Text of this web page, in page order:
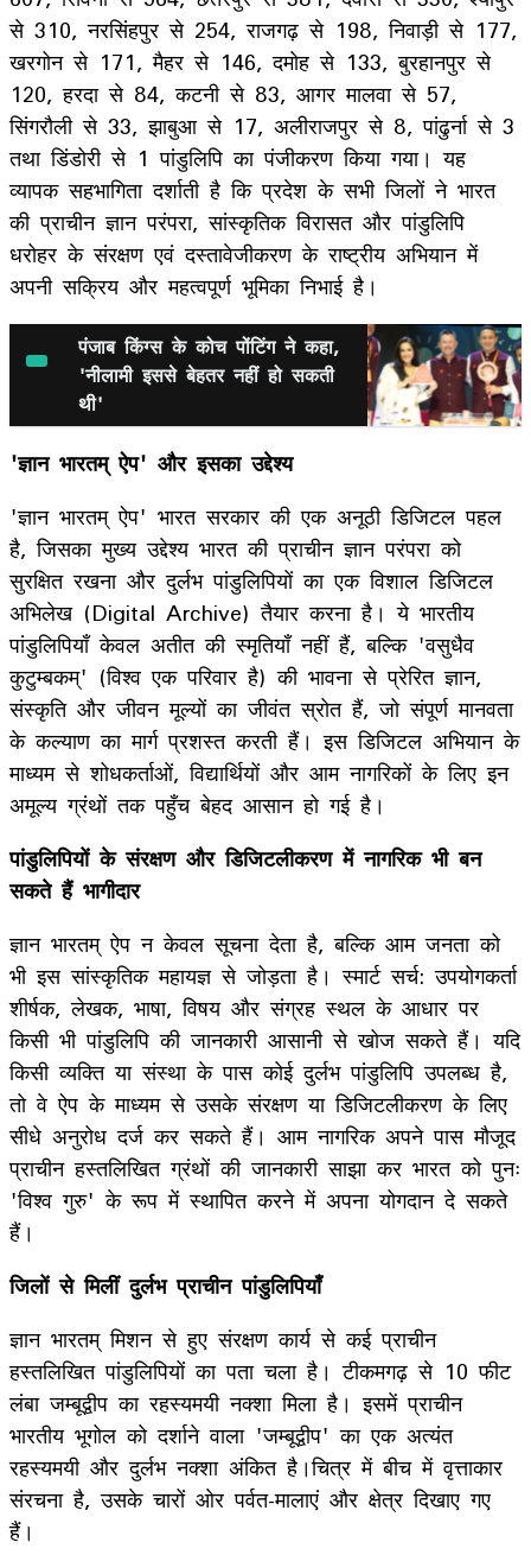
से 310, नरसिंहपुर से 254, राजगढ़ से 198, निवाड़ी से 177,
खरगोन से 171, मैहर से 146, दमोह से 133, बुरहानपुर से
120, हरदा से 84, कटनी से 83, आगर मालवा से 57,
सिंगरौली से 33, झाबुआ से 17, अलीराजपुर से 8, पांढुर्ना से 3
तथा डिंडोरी से 1 पांडुलिपि का पंजीकरण किया गया। यह
व्यापक सहभागिता दर्शाती है कि प्रदेश के सभी जिलों ने भारत
की प्राचीन ज्ञान परंपरा, सांस्कृतिक विरासत और पांडुलिपि
धरोहर के संरक्षण एवं दस्तावेजीकरण के राष्ट्रीय अभियान में
अपनी सक्रिय और महत्वपूर्ण भूमिका निभाई है।
पंजाब किंग्स के कोच पोंटिंग ने कहा,
'नीलामी इससे बेहतर नहीं हो सकती
थी'
'ज्ञान भारतम् ऐप' और इसका उद्देश्य
'ज्ञान भारतम् ऐप' भारत सरकार की एक अनूठी डिजिटल पहल
है, जिसका मुख्य उद्देश्य भारत की प्राचीन ज्ञान परंपरा को
सुरक्षित रखना और दुर्लभ पांडुलिपियों का एक विशाल डिजिटल
अभिलेख (Digital Archive) तैयार करना है। ये भारतीय
पांडुलिपियाँ केवल अतीत की स्मृतियाँ नहीं हैं, बल्कि 'वसुधैव
कुटुम्बकम्' (विश्व एक परिवार है) की भावना से प्रेरित ज्ञान,
संस्कृति और जीवन मूल्यों का जीवंत स्रोत हैं, जो संपूर्ण मानवता
के कल्याण का मार्ग प्रशस्त करती हैं। इस डिजिटल अभियान के
माध्यम से शोधकर्ताओं, विद्यार्थियों और आम नागरिकों के लिए इन
अमूल्य ग्रंथों तक पहुँच बेहद आसान हो गई है।
पांडुलिपियों के संरक्षण और डिजिटलीकरण में नागरिक भी बन
सकते हैं भागीदार
ज्ञान भारतम् ऐप न केवल सूचना देता है, बल्कि आम जनता को
भी इस सांस्कृतिक महायज्ञ से जोड़ता है। स्मार्ट सर्च: उपयोगकर्ता
शीर्षक, लेखक, भाषा, विषय और संग्रह स्थल के आधार पर
किसी भी पांडुलिपि की जानकारी आसानी से खोज सकते हैं। यदि
किसी व्यक्ति या संस्था के पास कोई दुर्लभ पांडुलिपि उपलब्ध है,
तो वे ऐप के माध्यम से उसके संरक्षण या डिजिटलीकरण के लिए
सीधे अनुरोध दर्ज कर सकते हैं। आम नागरिक अपने पास मौजूद
प्राचीन हस्तलिखित ग्रंथों की जानकारी साझा कर भारत को पुनः
'विश्व गुरु' के रूप में स्थापित करने में अपना योगदान दे सकते
हैं।
जिलों से मिलीं दुर्लभ प्राचीन पांडुलिपियाँ
ज्ञान भारतम् मिशन से हुए संरक्षण कार्य से कई प्राचीन
हस्तलिखित पांडुलिपियों का पता चला है। टीकमगढ़ से 10 फीट
लंबा जम्बूद्वीप का रहस्यमयी नक्शा मिला है। इसमें प्राचीन
भारतीय भूगोल को दर्शाने वाला 'जम्बूद्वीप' का एक अत्यंत
रहस्यमयी और दुर्लभ नक्शा अंकित है।चित्र में बीच में वृत्ताकार
संरचना है, उसके चारों ओर पर्वत-मालाएं और क्षेत्र दिखाए गए
हैं।